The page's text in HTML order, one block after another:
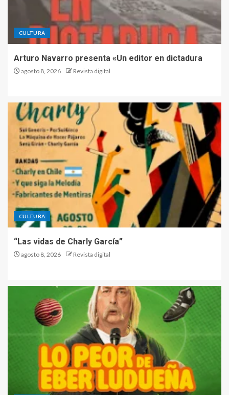
CULTURA
Arturo Navarro presenta «Un editor en dictadura
agosto 8, 2026 Revista digital
CULTURA
“Las vidas de Charly García”
agosto 8, 2026 Revista digital